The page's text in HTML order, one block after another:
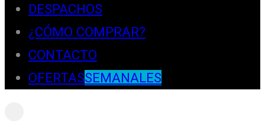
DESPACHOS
¿CÓMO COMPRAR?
CONTACTO
OFERTASSEMANALES